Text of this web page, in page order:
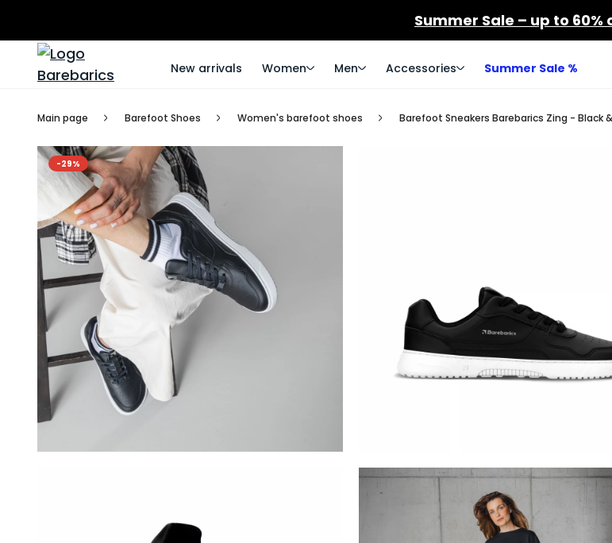
Summer Sale – up to 60%
New arrivals Women Men Accessories Summer Sale %
Main page Barefoot Shoes Women's barefoot shoes Barefoot Sneakers Barebarics Zing - Black
-29%